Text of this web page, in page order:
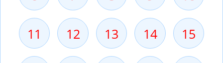
11 12 13 14 15